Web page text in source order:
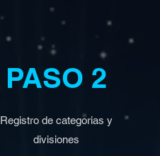
PASO 2
Registro de categorias y
divisiones